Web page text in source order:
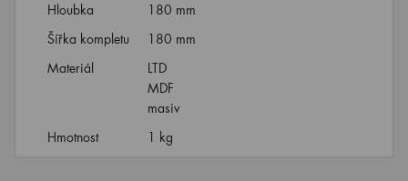
Hloubka
180 mm
Šířka kompletu
180 mm
Materiál
LTD
MDF
masiv
Hmotnost
1 kg